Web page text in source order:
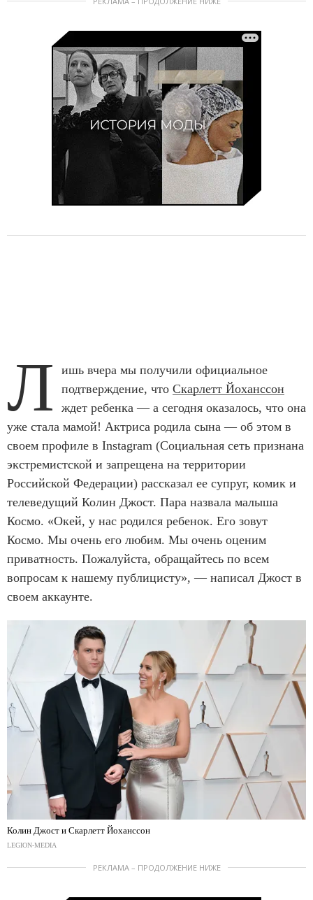
Л
ишь вчера мы получили официальное
подтверждение, что Скарлетт Йоханссон
ждет ребенка — а сегодня оказалось, что она
уже стала мамой! Актриса родила сына — об этом в
своем профиле в Instagram (Социальная сеть признана
экстремистской и запрещена на территории
Российской Федерации) рассказал ее супруг, комик и
телеведущий Колин Джост. Пара назвала малыша
Космо. «Окей, у нас родился ребенок. Его зовут
Космо. Мы очень его любим. Мы очень оценим
приватность. Пожалуйста, обращайтесь по всем
вопросам к нашему публицисту», — написал Джост в
своем аккаунте.
Колин Джост и Скарлетт Йоханссон
LEGION-MEDIA
РЕКЛАМА – ПРОДОЛЖЕНИЕ НИЖЕ